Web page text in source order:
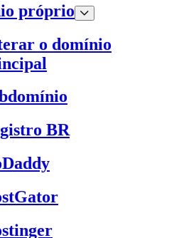
próprio
o domínio
BR